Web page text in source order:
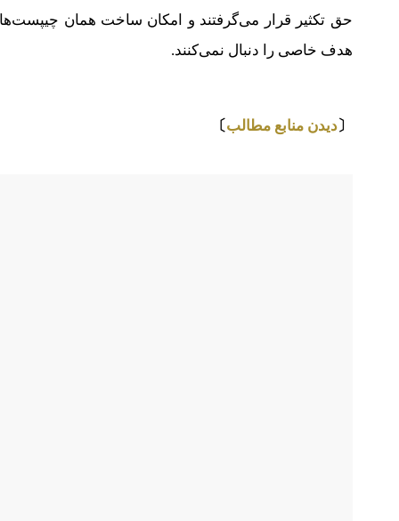
حق تکثیر قرار می‌گرفتند و امکان ساخت همان
هدف خاصی را دنبال نمی‌کنند.
〔دیدن منابع مطالب〕